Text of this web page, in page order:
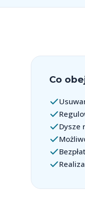
Co
Dysze